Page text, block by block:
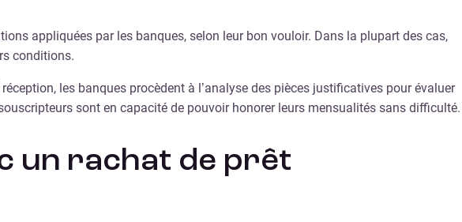
appliquées par les banques, selon leur bon vouloir. Dans la plupart des cas,
conditions.
les banques procèdent à l’analyse des pièces justificatives pour évaluer
sont en capacité de pouvoir honorer leurs mensualités sans difficulté.
un rachat de prêt